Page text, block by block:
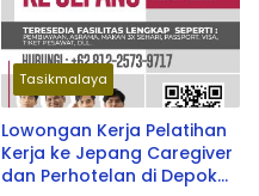
Tasikmalaya
Lowongan Kerja Pelatihan
Kerja ke Jepang Caregiver
dan Perhotelan di Depok